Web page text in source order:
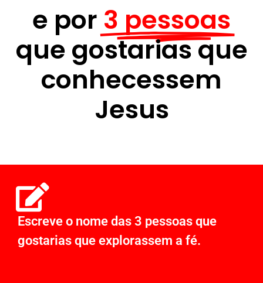
e por 3 pessoas
que gostarias que
conhecessem
Jesus
Escreve o nome das 3 pessoas que
gostarias que explorassem a fé.